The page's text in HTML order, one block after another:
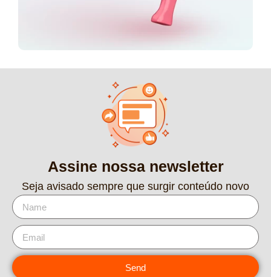
Assine nossa newsletter
Seja avisado sempre que surgir conteúdo novo
Send